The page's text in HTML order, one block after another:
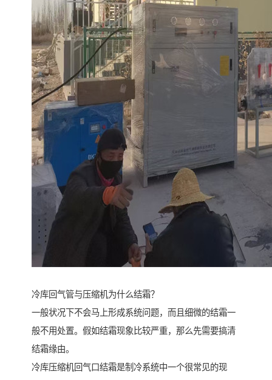
冷库回气管与压缩机为什么结霜？
一般状况下不会马上形成系统问题，而且细微的结霜一
般不用处置。假如结霜现象比较严重，那么先需要搞清
结霜缘由。
冷库压缩机回气口结霜是制冷系统中一个很常见的现